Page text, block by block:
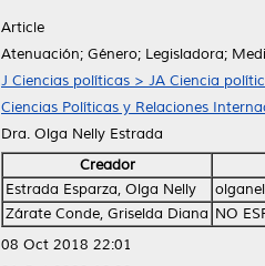
Article
Atenuación; Género; Legisladora;
J Ciencias políticas > JA Ciencia
Ciencias Políticas y Relaciones
Dra. Olga Nelly Estrada
Creador
Estrada Esparza, Olga Nelly
Zárate Conde, Griselda Diana NO
08 Oct 2018 22:01